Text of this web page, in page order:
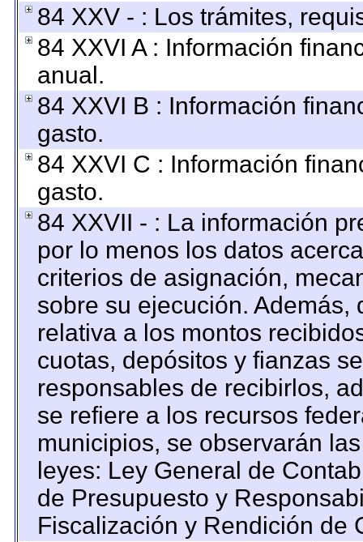
84 XXV - : Los trámites,
84 XXVI A : Información
anual.
84 XXVI B : Información
gasto.
84 XXVI C : Información
gasto.
84 XXVII - : La información
por lo menos los datos
criterios de asignación,
sobre su ejecución.
relativa a los montos
cuotas, depósitos y fianzas
responsables de recibirlos,
se refiere a los recursos
municipios, se observarán
leyes: Ley General de
de Presupuesto y
Fiscalización y Rendición de